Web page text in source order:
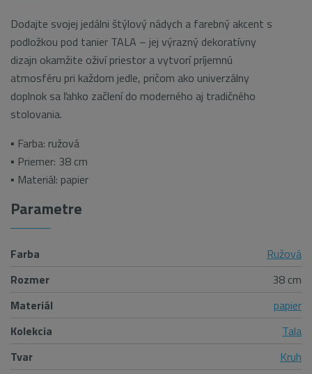
Dodajte svojej jedálni štýlový nádych a farebný akcent s
podložkou pod tanier TALA – jej výrazný dekoratívny
dizajn okamžite oživí priestor a vytvorí príjemnú
atmosféru pri každom jedle, pričom ako univerzálny
doplnok sa ľahko začlení do moderného aj tradičného
stolovania.
▪ Farba: ružová
▪ Priemer: 38 cm
▪ Materiál: papier
Parametre
Farba
Ružová
Rozmer
38 cm
Materiál
papier
Kolekcia
Tala
Tvar
Kruh